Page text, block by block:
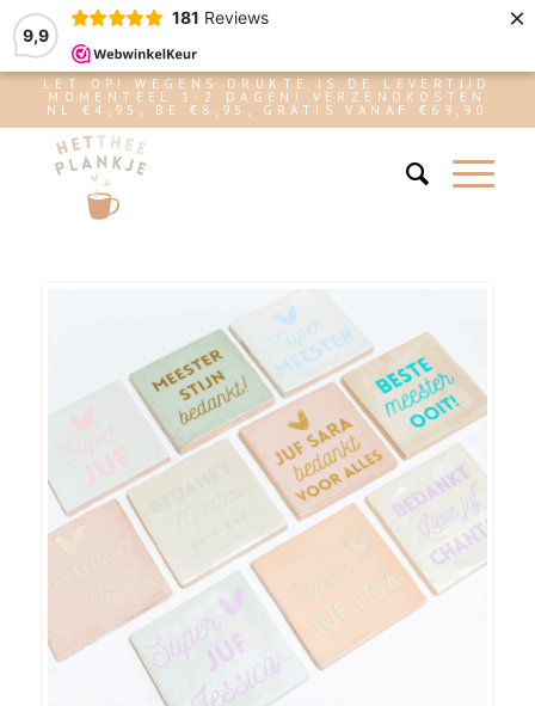
9,9
181 Reviews ×
LET OP! WEGENS DRUKTE IS DE LEVERTIJD
MOMENTEEL 1-2 DAGEN! VERZENDKOSTEN
NL €4,95, BE €8,95, GRATIS VANAF €69,90